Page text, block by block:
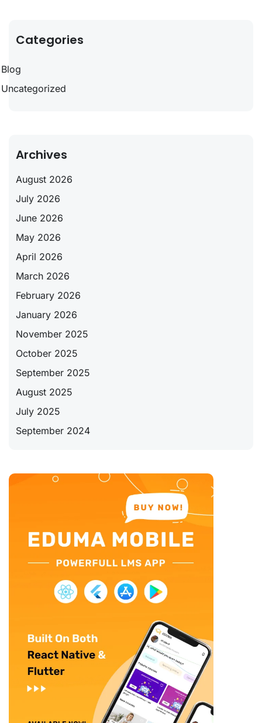
Categories
Blog
Uncategorized
Archives
August 2026
July 2026
June 2026
May 2026
April 2026
March 2026
February 2026
January 2026
November 2025
October 2025
September 2025
August 2025
July 2025
September 2024